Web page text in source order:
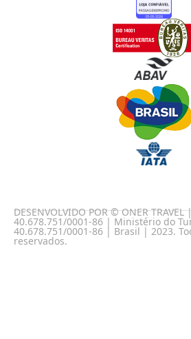
DESENVOLVIDO POR © ONER TRAVEL
40.678.751/0001-86 | Ministério do
40.678.751/0001-86 | Brasil | 2023.
reservados.